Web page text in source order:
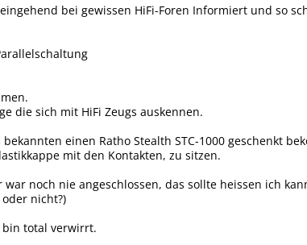
bei gewissen HiFi-Foren Informiert und so
die sich mit HiFi Zeugs auskennen.
einen Ratho Stealth STC-1000 geschenkt
mit den Kontakten, zu sitzen.
war noch nie angeschlossen, das sollte heissen ich
nicht?)
total verwirrt.